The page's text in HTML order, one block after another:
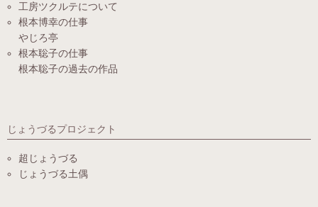
工房ツクルテについて
根本博幸の仕事
やじろ亭
根本聡子の仕事
根本聡子の過去の作品
じょうづるプロジェクト
超じょうづる
じょうづる土偶